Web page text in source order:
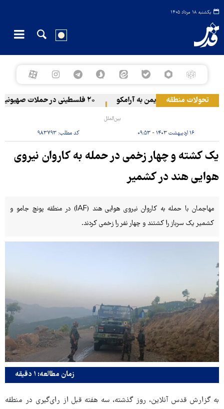
یکشنبه ۱۸ مرداد ۱۴۰۵
تحولات منطقهحمله یمن به آرامکو
بین‌الملل
۱۶ اردیبهشت ۱۴۰۳ - ۰۹:۵۳ کد مطلب: ۹۸۳۷۹۳
یک کشته و چهار زخمی در حمله به کاروان نیروی
هوایی هند در کشمیر
مهاجمان با حمله به کاروان نیروی هوایی هند (IAF) در منطقه پونچ جامو و
کشمیر یک سرباز را کشتند و چهار نفر را زخمی کردند.
زمان مطالعه: ۱ دقیقه
به گزارش قدس آنلاین، روز گذشته، سه هفته قبل از رای‌گیری در منطقه